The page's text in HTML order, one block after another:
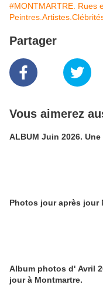
#MONTMARTRE. Rues
Partager
Vous aimerez
ALBUM Juin 2026.
Photos jour après jour
Album photos d' Avril
jour à Montmartre.